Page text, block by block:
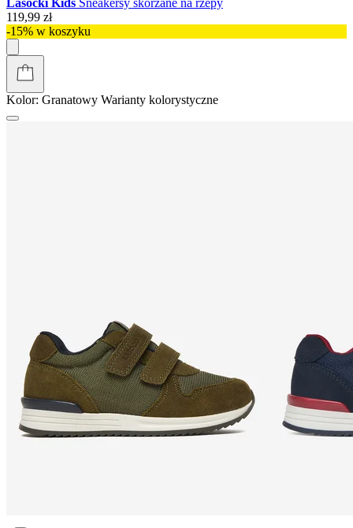
119,99 zł
-15% w koszyku
Kolor: Granatowy Warianty kolorystyczne